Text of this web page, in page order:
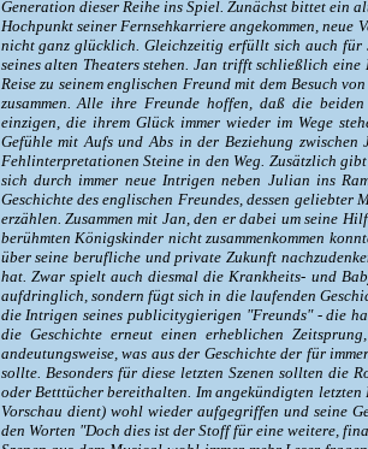
Generation dieser Reihe ins Spiel. Zunächst bittet ein
Hochpunkt seiner Fernsehkarriere angekommen,
nicht ganz glücklich. Gleichzeitig erfüllt sich auch für
seines alten Theaters stehen. Jan trifft schließlich
Reise zu seinem englischen Freund mit dem Besuch
zusammen. Alle ihre Freunde hoffen, daß die
einzigen, die ihrem Glück immer wieder im Wege
Gefühle mit Aufs und Abs in der Beziehung
Fehlinterpretationen Steine in den Weg. Zusätzlich
sich durch immer neue Intrigen neben Julian ins
Geschichte des englischen Freundes, dessen geliebter
erzählen. Zusammen mit Jan, den er dabei um seine
berühmten Königskinder nicht zusammenkommen
über seine berufliche und private Zukunft
hat. Zwar spielt auch diesmal die Krankheits- und
aufdringlich, sondern fügt sich in die laufenden
die Intrigen seines publicitygierigen "Freunds" - die
die Geschichte erneut einen erheblichen
andeutungsweise, was aus der Geschichte der für
sollte. Besonders für diese letzten Szenen sollten die
oder Betttücher bereithalten. Im angekündigten
Vorschau dient) wohl wieder aufgegriffen und seine
den Worten "Doch dies ist der Stoff für eine weitere,